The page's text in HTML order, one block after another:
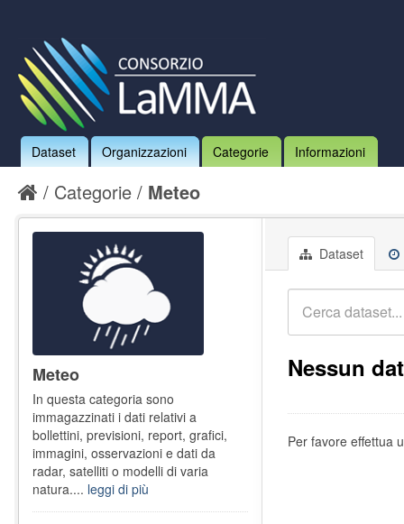
Dataset Organizzazioni Categorie Informazioni
Categorie Meteo
Dataset
Nessun
Per favore effettua
Meteo
In questa categoria sono
immagazzinati i dati relativi a
bollettini, previsioni, report, grafici,
immagini, osservazioni e dati da
radar, satelliti o modelli di varia
natura.... leggi di più